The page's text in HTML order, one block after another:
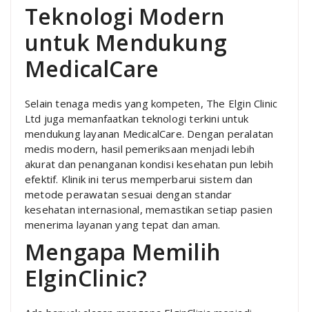
Teknologi Modern
untuk Mendukung
MedicalCare
Selain tenaga medis yang kompeten, The Elgin Clinic
Ltd juga memanfaatkan teknologi terkini untuk
mendukung layanan MedicalCare. Dengan peralatan
medis modern, hasil pemeriksaan menjadi lebih
akurat dan penanganan kondisi kesehatan pun lebih
efektif. Klinik ini terus memperbarui sistem dan
metode perawatan sesuai dengan standar
kesehatan internasional, memastikan setiap pasien
menerima layanan yang tepat dan aman.
Mengapa Memilih
ElginClinic?